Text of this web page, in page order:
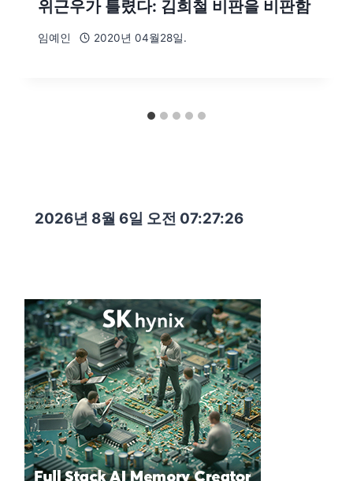
위근우가 틀렸다: 김희철 비판을 비판함
임예인 2020년 04월28일.
2026년 8월 6일 오전 07:27:27